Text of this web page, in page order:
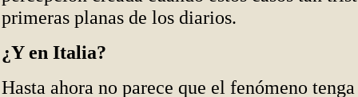
primeras planas de los diarios.
¿Y en Italia?
Hasta ahora no parece que el fenómeno